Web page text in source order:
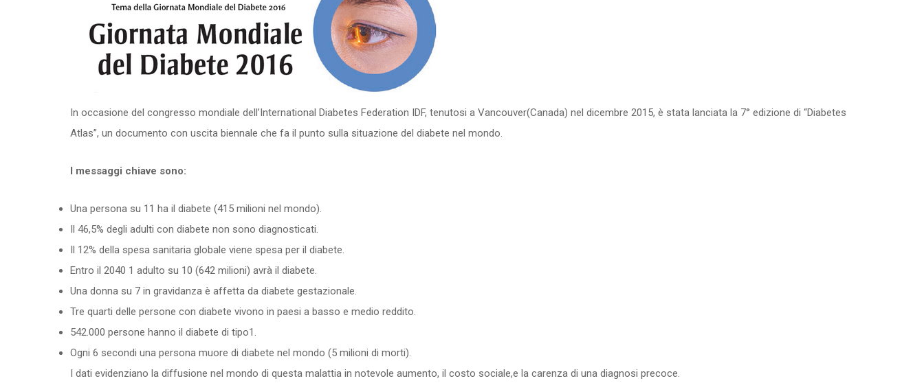
In occasione del congresso mondiale dell’International Diabetes Federation IDF, tenutosi a Vancouver(Canada) nel dicembre 2015, è stata lanciata la 7° edizione di “Diabetes
Atlas”, un documento con uscita biennale che fa il punto sulla situazione del diabete nel mondo.
I messaggi chiave sono:
Una persona su 11 ha il diabete (415 milioni nel mondo).
Il 46,5% degli adulti con diabete non sono diagnosticati.
Il 12% della spesa sanitaria globale viene spesa per il diabete.
Entro il 2040 1 adulto su 10 (642 milioni) avrà il diabete.
Una donna su 7 in gravidanza è affetta da diabete gestazionale.
Tre quarti delle persone con diabete vivono in paesi a basso e medio reddito.
542.000 persone hanno il diabete di tipo1.
Ogni 6 secondi una persona muore di diabete nel mondo (5 milioni di morti).
I dati evidenziano la diffusione nel mondo di questa malattia in notevole aumento, il costo sociale,e la carenza di una diagnosi precoce.